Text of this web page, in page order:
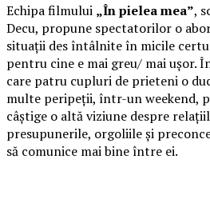
Echipa filmului „În pielea mea”,
Decu, propune spectatorilor o
situații des întâlnite în micile
pentru cine e mai greu/ mai ușor.
care patru cupluri de prieteni o
multe peripeții, într-un weekend,
câștige o altă viziune despre
presupunerile, orgoliile și
să comunice mai bine între ei.